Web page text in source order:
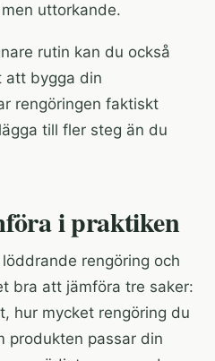
uttorkande.
rutin kan du också
att bygga din
rengöringen faktiskt
till fler steg än du
i praktiken
rengöring och
bra att jämföra tre saker:
hur mycket rengöring du
produkten passar din